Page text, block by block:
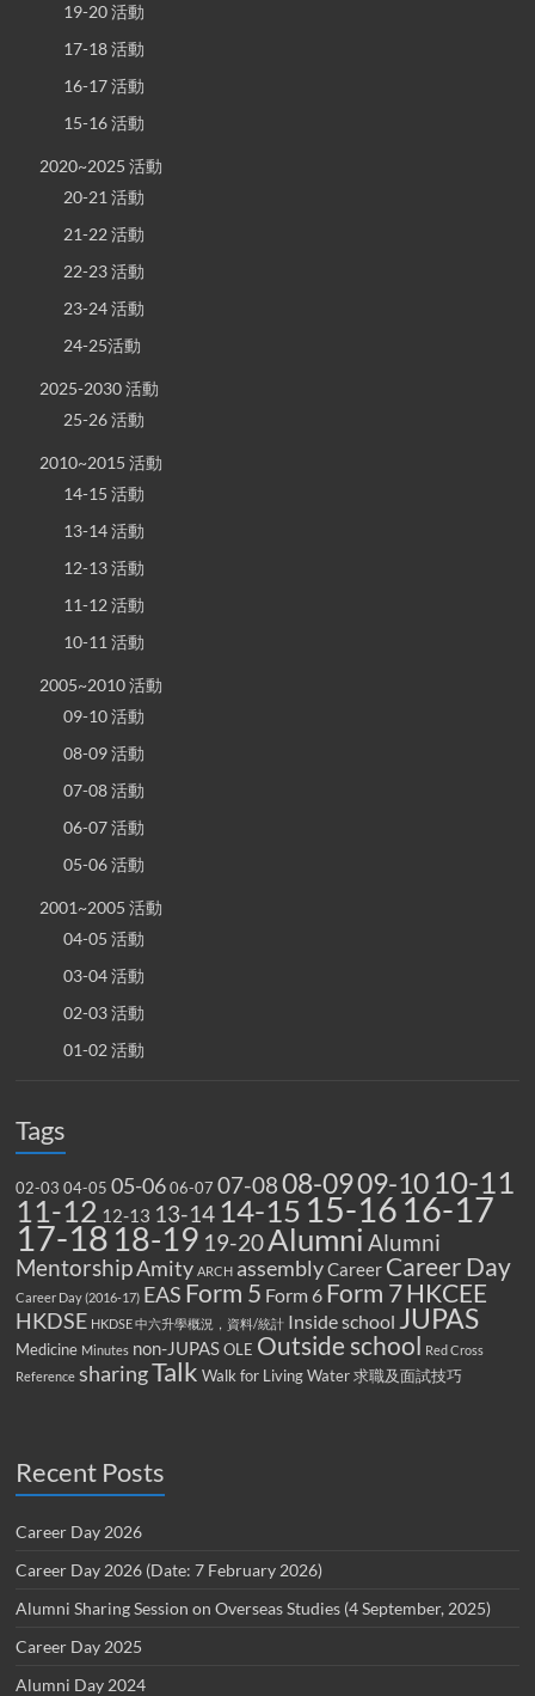
19-20 活動
17-18 活動
16-17 活動
15-16 活動
2020~2025 活動
20-21 活動
21-22 活動
22-23 活動
23-24 活動
24-25活動
2025-2030 活動
25-26 活動
2010~2015 活動
14-15 活動
13-14 活動
12-13 活動
11-12 活動
10-11 活動
2005~2010 活動
09-10 活動
08-09 活動
07-08 活動
06-07 活動
05-06 活動
2001~2005 活動
04-05 活動
03-04 活動
02-03 活動
01-02 活動
Tags
02-03 04-05 05-06 06-07 07-0808-0909-10 10-11
11-12 12-13 13-14 14-15 15-16 16-17
17-18 18-19 19-20Alumni Alumni
MentorshipAmity ARCH assemblyCareer Career Day
Career Day (2016-17) EAS Form 5 Form 6 Form 7HKCEE
HKDSE HKDSE 中六升學概況，資料/統計 Inside school JUPAS
Medicine Minutes non-JUPAS OLE Outside school Red Cross
Reference sharingTalk Walk for Living Water 求職及面試技巧
Recent Posts
Career Day 2026
Career Day 2026 (Date: 7 February 2026)
Alumni Sharing Session on Overseas Studies (4 September, 2025)
Career Day 2025
Alumni Day 2024